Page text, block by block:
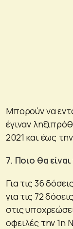
Μπορούν να
έγιναν
2021 και έως
7. Ποιο θα
Για τις 36
για τις 72
στις
οφειλές την 1η